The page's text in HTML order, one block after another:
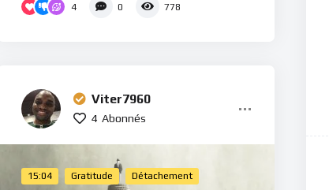
4 0 778
Viter7960
4 Abonnés
15:04 Gratitude Détachement